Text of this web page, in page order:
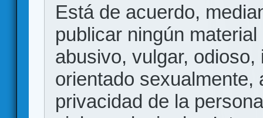
Está de acuerdo,
publicar ningún
abusivo, vulgar,
orientado sexualmente,
privacidad de la